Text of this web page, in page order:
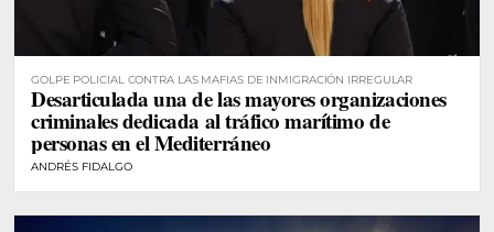
GOLPE POLICIAL CONTRA LAS MAFIAS DE INMIGRACIÓN IRREGULAR
Desarticulada una de las mayores organizaciones
criminales dedicada al tráfico marítimo de
personas en el Mediterráneo
ANDRÉS FIDALGO